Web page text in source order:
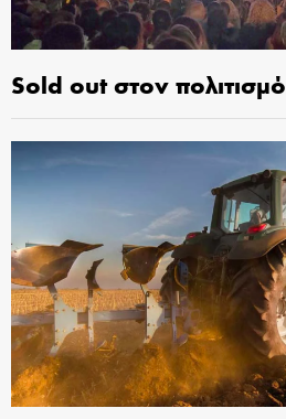
Sold out στον πολιτισμό